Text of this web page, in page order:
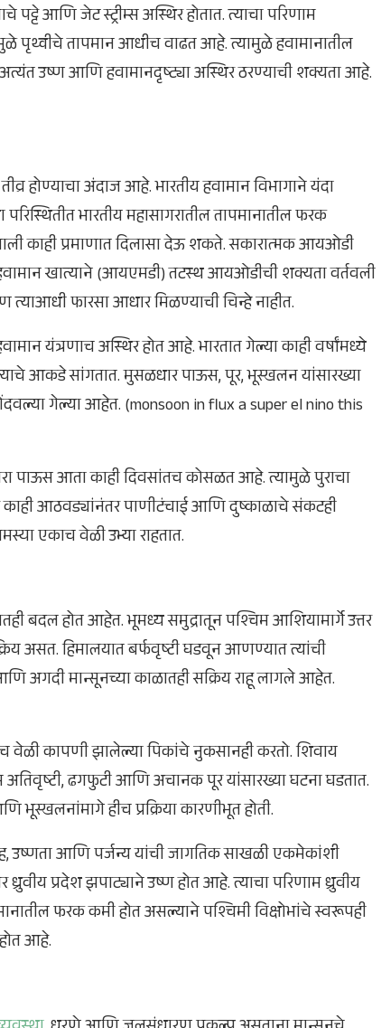
आणि जेट स्ट्रीम्स अस्थिर होतात. त्याचा परिणाम
पृथ्वीचे तापमान आधीच वाढत आहे. त्यामुळे हवामानातील
उष्ण आणि हवामानदृष्ट्या अस्थिर ठरण्याची शक्यता आहे.
होण्याचा अंदाज आहे. भारतीय हवामान विभागाने यंदा
भारतीय महासागरातील तापमानातील फरक
काही प्रमाणात दिलासा देऊ शकते. सकारात्मक आयओडी
खात्याने (आयएमडी) तटस्थ आयओडीची शक्यता वर्तवली
त्याआधी फारसा आधार मिळण्याची चिन्हे नाहीत.
यंत्रणाच अस्थिर होत आहे. भारतात गेल्या काही वर्षांमध्ये
आकडे सांगतात. मुसळधार पाऊस, पूर, भूस्खलन यांसारख्या
गेल्या आहेत. (monsoon in flux a super el nino this
पाऊस आता काही दिवसांतच कोसळत आहे. त्यामुळे पुराचा
काही आठवड्यांनंतर पाणीटंचाई आणि दुष्काळाचे संकटही
एकाच वेळी उभ्या राहतात.
बदल होत आहेत. भूमध्य समुद्रातून पश्चिम आशियामार्गे उत्तर
असत. हिमालयात बर्फवृष्टी घडवून आणण्यात त्यांची
आणि अगदी मान्सूनच्या काळातही सक्रिय राहू लागले आहेत.
वेळी कापणी झालेल्या पिकांचे नुकसानही करतो. शिवाय
अतिवृष्टी, ढगफुटी आणि अचानक पूर यांसारख्या घटना घडतात.
भूस्खलनांमागे हीच प्रक्रिया कारणीभूत होती.
उष्णता आणि पर्जन्य यांची जागतिक साखळी एकमेकांशी
प्रदेश झपाट्याने उष्ण होत आहे. त्याचा परिणाम ध्रुवीय
फरक कमी होत असल्याने पश्चिमी विक्षोभांचे स्वरूपही
आहे.